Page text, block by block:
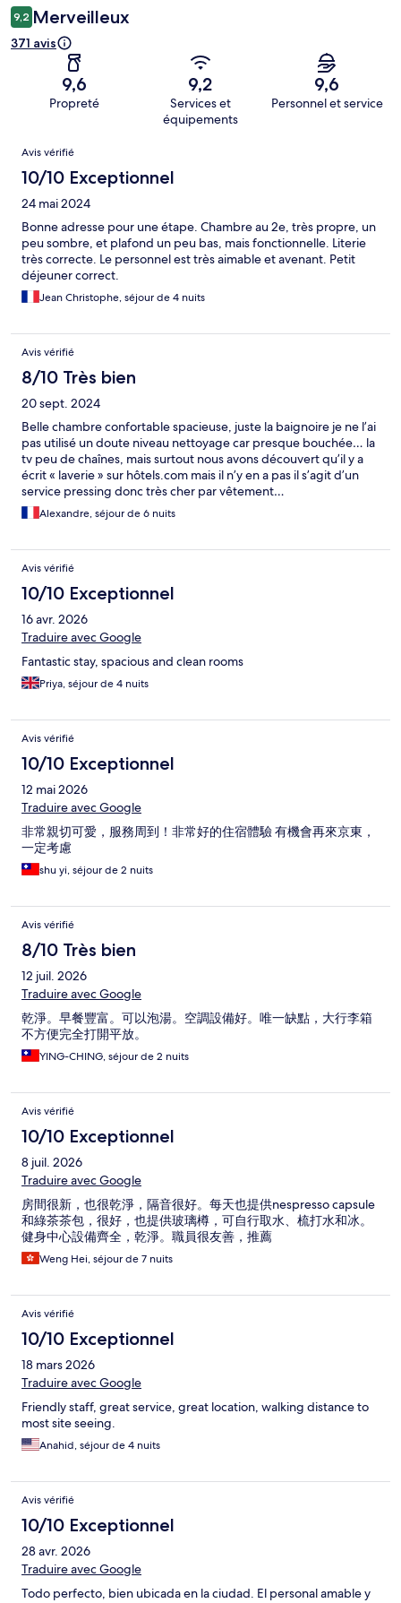
9,2 Merveilleux
371 avis
9,6
Propreté
9,2
Services et
équipements
9,6
Personnel et service
Avis
Avis vérifié
10/10 Exceptionnel
24 mai 2024
Bonne adresse pour une étape. Chambre au 2e, très propre, un
peu sombre, et plafond un peu bas, mais fonctionnelle. Literie
très correcte. Le personnel est très aimable et avenant. Petit
déjeuner correct.
Jean Christophe, séjour de 4 nuits
Avis vérifié
8/10 Très bien
20 sept. 2024
Belle chambre confortable spacieuse, juste la baignoire je ne l’ai
pas utilisé un doute niveau nettoyage car presque bouchée… la
tv peu de chaînes, mais surtout nous avons découvert qu’il y a
écrit « laverie » sur hôtels.com mais il n’y en a pas il s’agit d’un
service pressing donc très cher par vêtement…
Alexandre, séjour de 6 nuits
Avis vérifié
10/10 Exceptionnel
16 avr. 2026
Traduire avec Google
Fantastic stay, spacious and clean rooms
Priya, séjour de 4 nuits
Avis vérifié
10/10 Exceptionnel
12 mai 2026
Traduire avec Google
非常親切可愛，服務周到！非常好的住宿體驗 有機會再來京東，
一定考慮
shu yi, séjour de 2 nuits
Avis vérifié
8/10 Très bien
12 juil. 2026
Traduire avec Google
乾淨。早餐豐富。可以泡湯。空調設備好。唯一缺點，大行李箱
不方便完全打開平放。
YING-CHING, séjour de 2 nuits
Avis vérifié
10/10 Exceptionnel
8 juil. 2026
Traduire avec Google
房間很新，也很乾淨，隔音很好。每天也提供nespresso capsule
和綠茶茶包，很好，也提供玻璃樽，可自行取水、梳打水和冰。
健身中心設備齊全，乾淨。職員很友善，推薦
Weng Hei, séjour de 7 nuits
Avis vérifié
10/10 Exceptionnel
18 mars 2026
Traduire avec Google
Friendly staff, great service, great location, walking distance to
most site seeing.
Anahid, séjour de 4 nuits
Avis vérifié
10/10 Exceptionnel
28 avr. 2026
Traduire avec Google
Todo perfecto, bien ubicada en la ciudad. El personal amable y